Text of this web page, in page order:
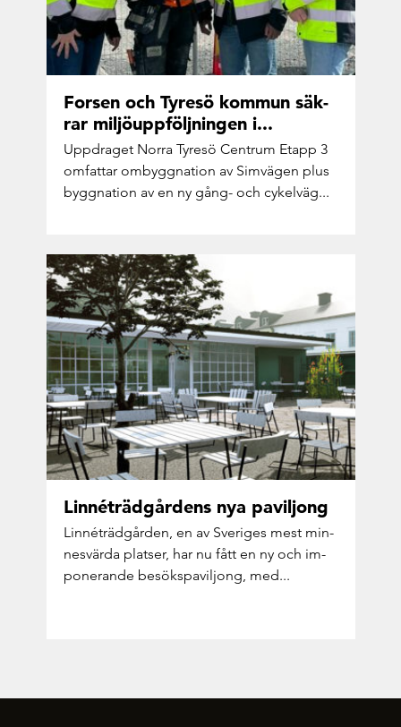
For­sen och Ty­resö kom­mun säk­
rar mil­jöupp­följ­ning­en i...
Upp­dra­get Norra Ty­resö Cent­rum Etapp 3
om­fat­tar om­bygg­na­tion av Sim­vä­gen plus
bygg­na­tion av en ny gång- och cy­kel­väg...
Lin­né­träd­går­dens nya pa­vil­jong
Lin­né­träd­går­den, en av Sve­ri­ges mest min­
nesvär­da plat­ser, har nu fått en ny och im­
po­ne­ran­de be­sökspa­vil­jong, med...